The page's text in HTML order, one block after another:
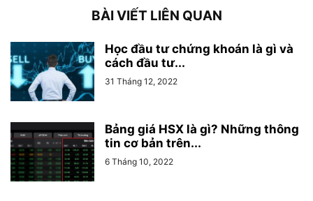
BÀI VIẾT LIÊN QUAN
Học đầu tư chứng khoán là gì và
cách đầu tư...
31 Tháng 12, 2022
Bảng giá HSX là gì? Những thông
tin cơ bản trên...
6 Tháng 10, 2022